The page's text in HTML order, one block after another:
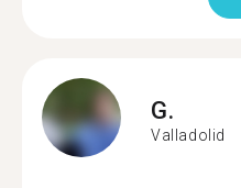
G.
Valladolid